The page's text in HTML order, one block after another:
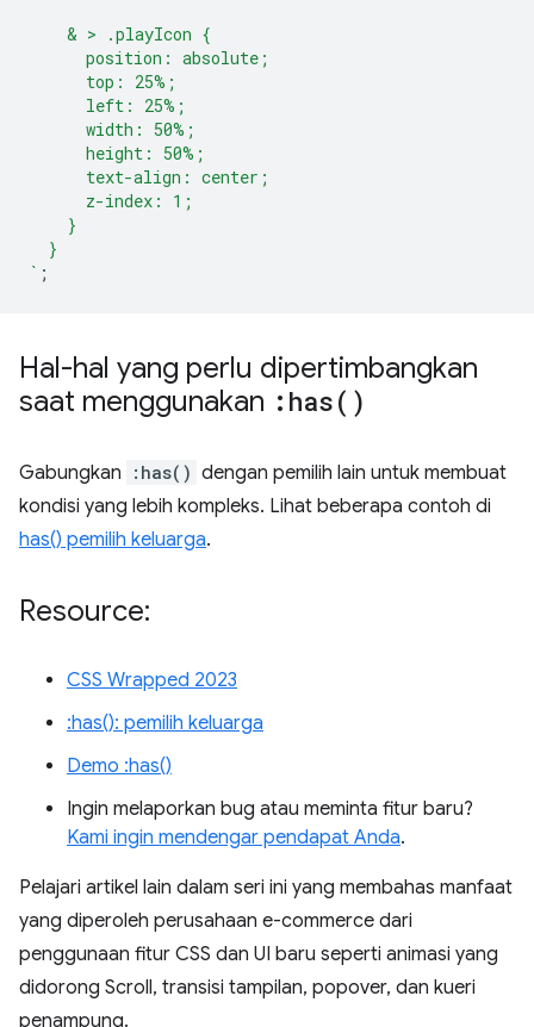
    & > .playIcon {
      position: absolute;
      top: 25%;
      left: 25%;
      width: 50%;
      height: 50%;
      text-align: center;
      z-index: 1;
    }
  }
` ;
Hal-hal yang perlu dipertimbangkan
saat menggunakan : has( )
Gabungkan :has() dengan pemilih lain untuk membuat
kondisi yang lebih kompleks. Lihat beberapa contoh di
has() pemilih keluarga.
Resource:
CSS Wrapped 2023
:has(): pemilih keluarga
Demo :has()
Ingin melaporkan bug atau meminta fitur baru?
Kami ingin mendengar pendapat Anda.
Pelajari artikel lain dalam seri ini yang membahas manfaat
yang diperoleh perusahaan e-commerce dari
penggunaan fitur CSS dan UI baru seperti animasi yang
didorong Scroll, transisi tampilan, popover, dan kueri
penampung.